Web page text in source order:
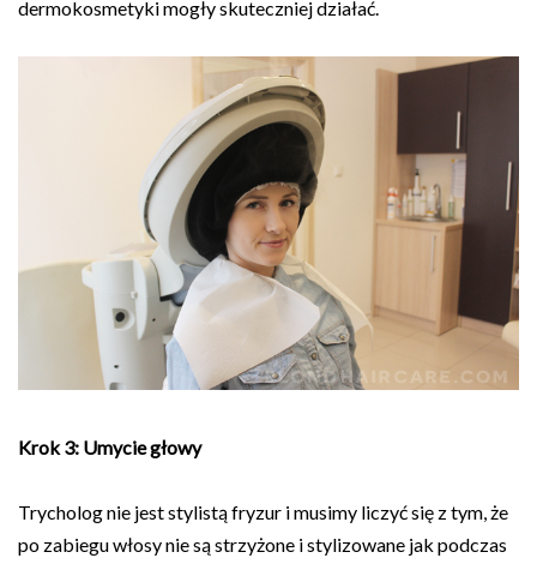
dermokosmetyki mogły skuteczniej działać.
Krok 3: Umycie głowy
Trycholog nie jest stylistą fryzur i musimy liczyć się z tym, że
po zabiegu włosy nie są strzyżone i stylizowane jak podczas